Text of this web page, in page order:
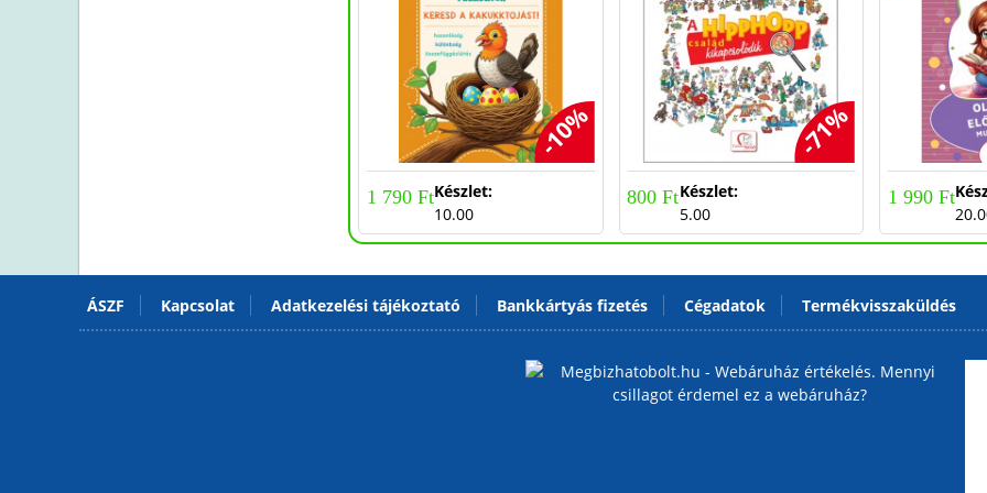
-10%
1 790 FtKészlet:
10.00
-71%
800 FtKészlet:
5.00
1 990 Ft
ÁSZF Kapcsolat Adatkezelési tájékoztató Bankkártyás fizetés Cégadatok Termékvisszaküldés